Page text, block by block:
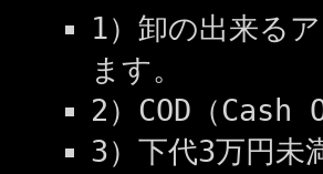
1）卸の出来る
ます。
2）COD（
3）下代3万円未